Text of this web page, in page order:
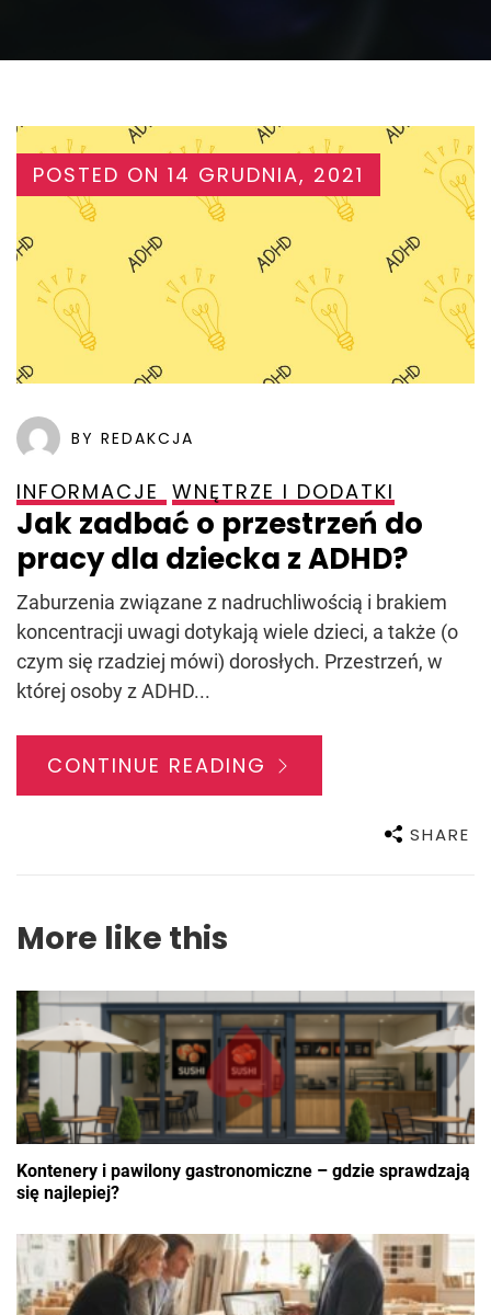
POSTED ON 14 GRUDNIA, 2021
BY REDAKCJA
INFORMACJE WNĘTRZE I DODATKI
Jak zadbać o przestrzeń do
pracy dla dziecka z ADHD?
Zaburzenia związane z nadruchliwością i brakiem
koncentracji uwagi dotykają wiele dzieci, a także (o
czym się rzadziej mówi) dorosłych. Przestrzeń, w
której osoby z ADHD...
CONTINUE READING
SHARE
More like this
Kontenery i pawilony gastronomiczne – gdzie sprawdzają
się najlepiej?